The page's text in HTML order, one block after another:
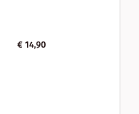
€ 14,90